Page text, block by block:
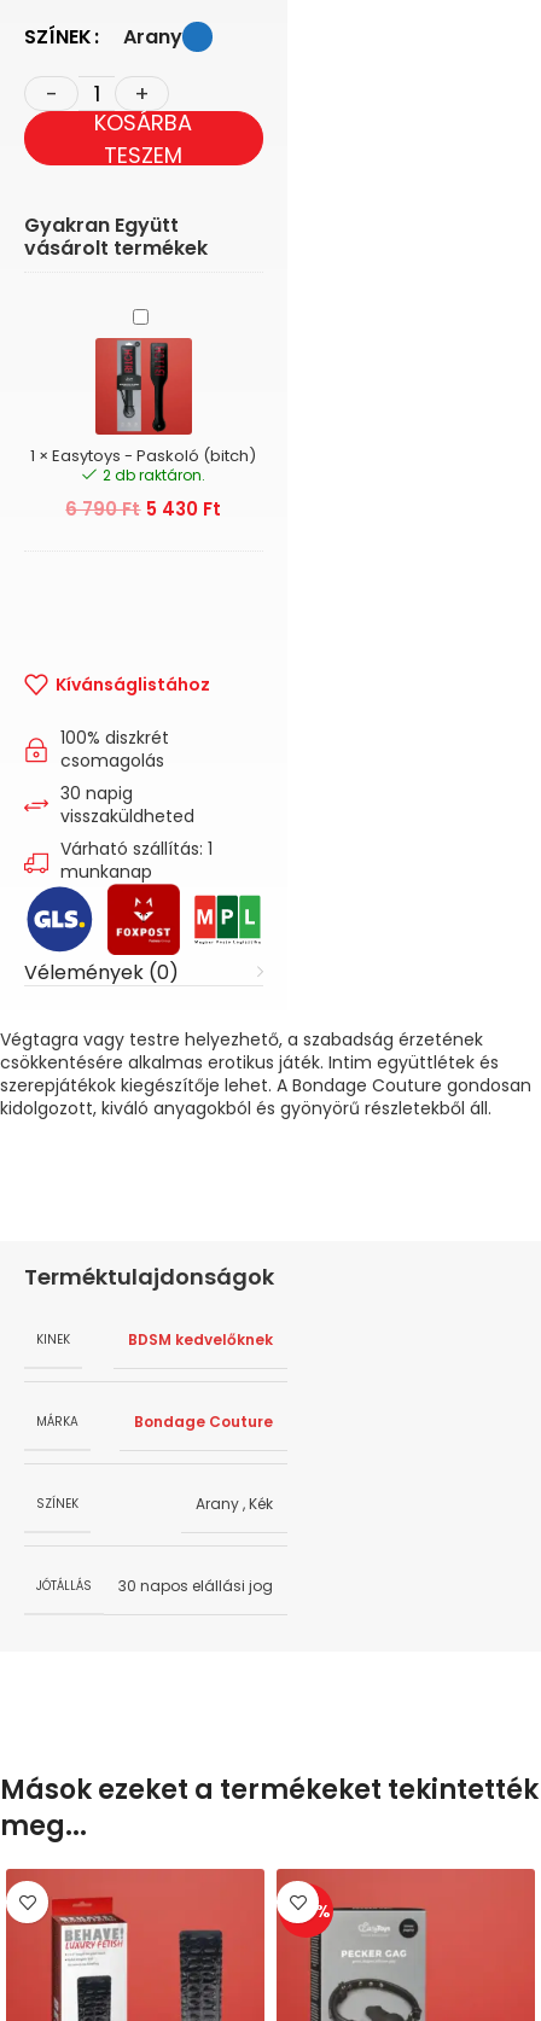
SZÍNEK Arany
KOSÁRBA
TESZEM
Gyakran Együtt
vásárolt termékek
Easytoys
-
Paskoló
(bitch)
1 ×Easytoys - Paskoló (bitch)
2 db raktáron.
6 790Ft 5 430 Ft
Kívánságlistához
100% diszkrét
csomagolás
30 napig
visszaküldheted
Várható szállítás: 1
munkanap
Vélemények (0)
Végtagra vagy testre helyezhető, a szabadság érzetének
csökkentésére alkalmas erotikus játék. Intim együttlétek és
szerepjátékok kiegészítője lehet. A Bondage Couture gondosan
kidolgozott, kiváló anyagokból és gyönyörű részletekből áll.
Terméktulajdonságok
KINEK BDSM kedvelőknek
MÁRKA Bondage Couture
SZÍNEK Arany,Kék
JÓTÁLLÁS 30 napos elállási jog
Mások ezeket a termékeket tekintették
meg...
-30%